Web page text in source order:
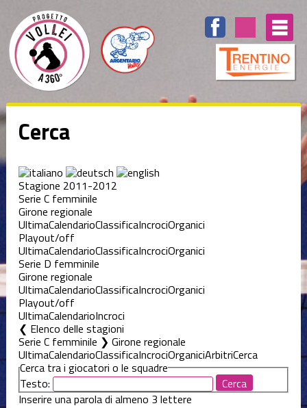
Cerca
Stagione 2011-2012
Serie C femminile
Girone regionale
UltimaCalendarioClassificaIncrociOrganici
Playout/off
UltimaCalendarioClassificaIncrociOrganici
Serie D femminile
Girone regionale
UltimaCalendarioClassificaIncrociOrganici
Playout/off
UltimaCalendarioIncroci
Elenco delle stagioni
Serie C femminile ❯ Girone regionale
UltimaCalendarioClassificaIncrociOrganiciArbitriCerca
Cerca tra i giocatori o le squadre
Testo:
Inserire una parola di almeno 3 lettere